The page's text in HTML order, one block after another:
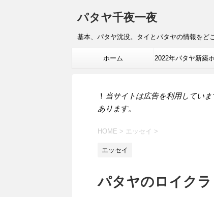
パタヤ千夜一夜
基本、パタヤ沈没。タイとパタヤの情報をど
ホーム 2022年パタヤ新築
！ 当サイトは広告を利用してい
あります。
HOME > エッセイ >
エッセイ
パタヤのロイク